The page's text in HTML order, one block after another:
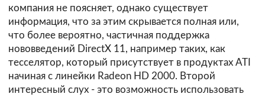
компания не поясняет, однако существует
информация, что за этим скрывается полная или,
что более вероятно, частичная поддержка
нововведений DirectX 11, например таких, как
тесселятор, который присутствует в продуктах ATI
начиная с линейки Radeon HD 2000. Второй
интересный слух - это возможность использовать